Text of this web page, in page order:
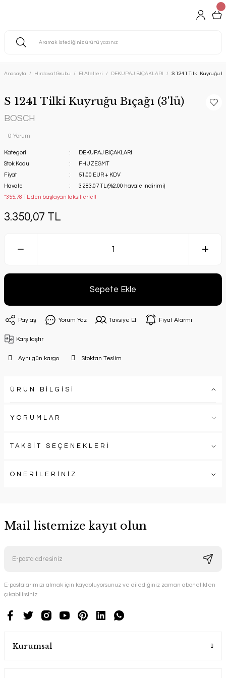
Anasayfa Hırdavat Grubu El Aletleri DEKUPAJ BIÇAKLARI S 1241 Tilki Kuyruğu
S 1241 Tilki Kuyruğu Bıçağı (3'lü)
BOSCH
0 Yorum
Kategori
DEKUPAJ BIÇAKLARI
Stok Kodu
FHUZEGMT
Fiyat
51,00 EUR + KDV
Havale
3.283,07 TL (%2,00 havale indirimi)
*355,78 TL den başlayan taksitlerle!!
3.350,07 TL
Sepete Ekle
Paylaş Yorum Yaz Tavsiye Et Fiyat Alarmı
Karşılaştır
Aynı gün kargo Stoktan Teslim
ÜRÜN BİLGİSİ
YORUMLAR
TAKSİT SEÇENEKLERİ
ÖNERİLERİNİZ
Mail listemize kayıt olun
E-postalarımızı almak için kaydoluyorsunuz ve dilediğiniz zaman abonelikten
çıkabilirsiniz.
Kurumsal